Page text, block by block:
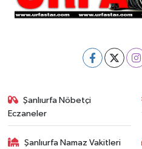
Şanlıurfa Nöbetçi
Eczaneler
Şanlıurfa Namaz Vakitleri